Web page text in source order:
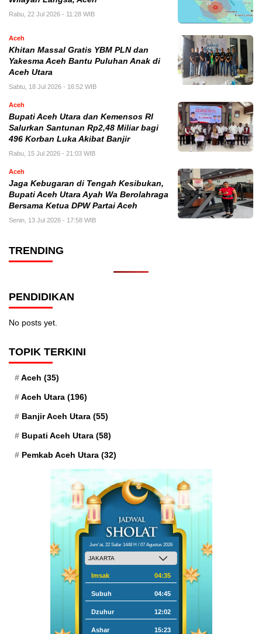
Rabu, 22 Jul 2026 - 11:28 WIB
Aceh
Khitan Massal Gratis YBM PLN dan
Yakesma Aceh Bantu Puluhan Anak di
Aceh Utara
Sabtu, 18 Jul 2026 - 16:52 WIB
Aceh
Bupati Aceh Utara dan Kemensos RI
Salurkan Santunan Rp2,48 Miliar bagi
496 Korban Luka Akibat Banjir
Rabu, 15 Jul 2026 - 21:03 WIB
Aceh
Jaga Kebugaran di Tengah Kesibukan,
Bupati Aceh Utara Ayah Wa Berolahraga
Bersama Ketua DPW Partai Aceh
Senin, 13 Jul 2026 - 17:58 WIB
TRENDING
PENDIDIKAN
No posts yet.
TOPIK TERKINI
Aceh (35)
Aceh Utara (196)
Banjir Aceh Utara (55)
Bupati Aceh Utara (58)
Pemkab Aceh Utara (32)
Jum'at, 22 Safar 1448 H / 07 Agustus 2026
Imsak 04:35
Subuh 04:45
Dzuhur 12:02
Ashar 15:23